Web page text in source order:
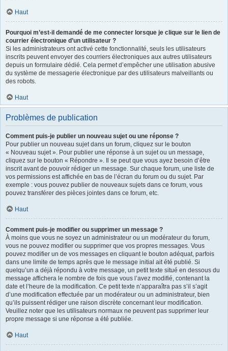
Haut
Pourquoi m’est-il demandé de me connecter lorsque je clique sur le lien de
courrier électronique d’un utilisateur ?
Si les administrateurs ont activé cette fonctionnalité, seuls les utilisateurs
inscrits peuvent envoyer des courriers électroniques aux autres utilisateurs
depuis un formulaire dédié. Cela permet d’empêcher une utilisation abusive
du système de messagerie électronique par des utilisateurs malveillants ou
des robots.
Haut
Problèmes de publication
Comment puis-je publier un nouveau sujet ou une réponse ?
Pour publier un nouveau sujet dans un forum, cliquez sur le bouton
« Nouveau sujet ». Pour publier une réponse à un sujet ou un message,
cliquez sur le bouton « Répondre ». Il se peut que vous ayez besoin d’être
inscrit avant de pouvoir rédiger un message. Sur chaque forum, une liste de
vos permissions est affichée en bas de l’écran du forum ou du sujet. Par
exemple : vous pouvez publier de nouveaux sujets dans ce forum, vous
pouvez transférer des pièces jointes dans ce forum, etc.
Haut
Comment puis-je modifier ou supprimer un message ?
À moins que vous ne soyez un administrateur ou un modérateur du forum,
vous ne pouvez modifier ou supprimer que vos propres messages. Vous
pouvez modifier un de vos messages en cliquant le bouton adéquat, parfois
dans une limite de temps après que le message initial ait été publié. Si
quelqu’un a déjà répondu à votre message, un petit texte situé en dessous du
message affichera le nombre de fois que vous l’avez modifié, contenant la
date et l’heure de la modification. Ce petit texte n’apparaîtra pas s’il s’agit
d’une modification effectuée par un modérateur ou un administrateur, bien
qu’ils puissent rédiger une raison discrète concernant leur modification.
Veuillez noter que les utilisateurs normaux ne peuvent pas supprimer leur
propre message si une réponse a été publiée.
Haut